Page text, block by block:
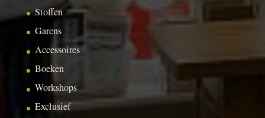
Stoffen
Garens
Accessoires
Boeken
Workshops
Exclusief